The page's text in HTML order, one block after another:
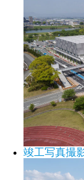
竣工写真撮